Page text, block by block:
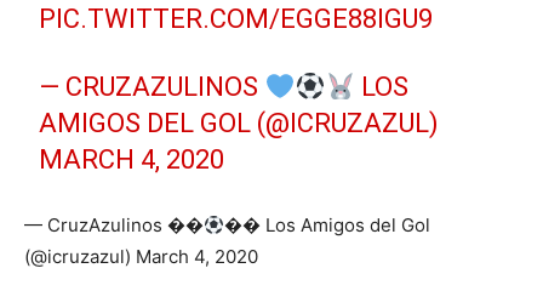
PIC.TWITTER.COM/EGGE88IGU9
— CRUZAZULINOS
LOS
AMIGOS DEL GOL (@ICRUZAZUL)
MARCH 4, 2020
— CruzAzulinos ��
�� Los Amigos del Gol
(@icruzazul) March 4, 2020